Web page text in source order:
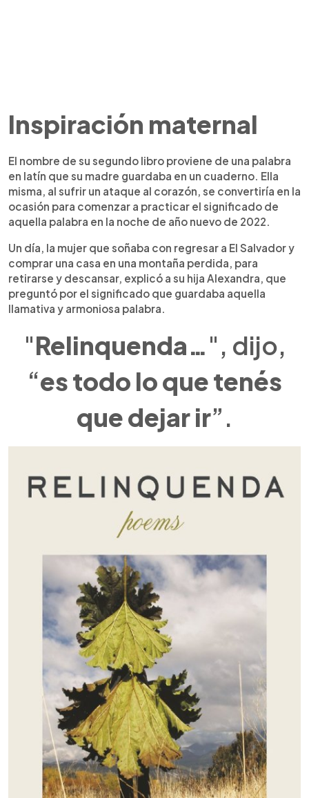
Inspiración maternal
El nombre de su segundo libro proviene de una palabra
en latín que su madre guardaba en un cuaderno. Ella
misma, al sufrir un ataque al corazón, se convertiría en la
ocasión para comenzar a practicar el significado de
aquella palabra en la noche de año nuevo de 2022.
Un día, la mujer que soñaba con regresar a El Salvador y
comprar una casa en una montaña perdida, para
retirarse y descansar, explicó a su hija Alexandra, que
preguntó por el significado que guardaba aquella
llamativa y armoniosa palabra.
"Relinquenda…", dijo,
“es todo lo que tenés
que dejar ir”.